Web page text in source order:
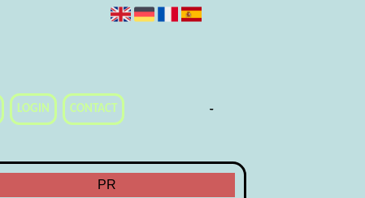
-
-
-
-
-
-
LOGIN -
CONTACT
PR